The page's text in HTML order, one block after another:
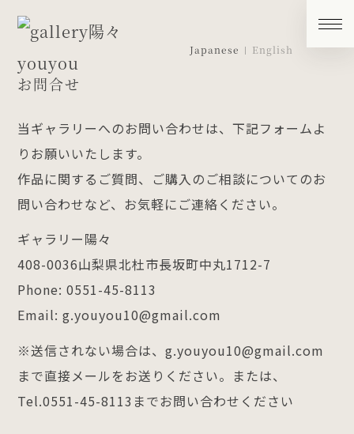
Japanese English
お問合せ
当ギャラリーへのお問い合わせは、下記フォームよ
りお願いいたします。
作品に関するご質問、ご購入のご相談についてのお
問い合わせなど、お気軽にご連絡ください。
ギャラリー陽々
408-0036山梨県北杜市長坂町中丸1712-7
Phone: 0551-45-8113
Email: g.youyou10@gmail.com
※送信されない場合は、g.youyou10@gmail.com
まで直接メールをお送りください。または、
Tel.0551-45-8113までお問い合わせください